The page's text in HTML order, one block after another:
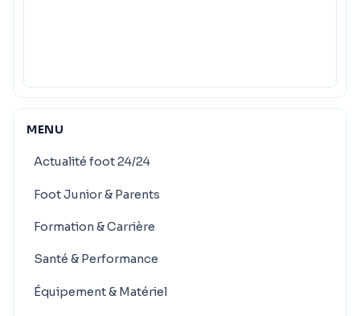
MENU
Actualité foot 24/24
Foot Junior & Parents
Formation & Carrière
Santé & Performance
Équipement & Matériel